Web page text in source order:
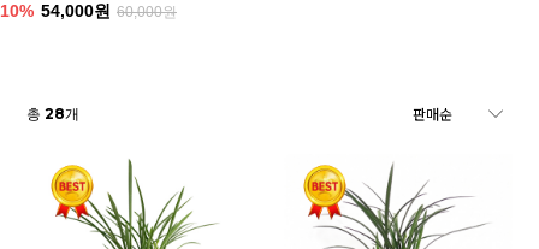
10% 54,000원 60,000원
총28개